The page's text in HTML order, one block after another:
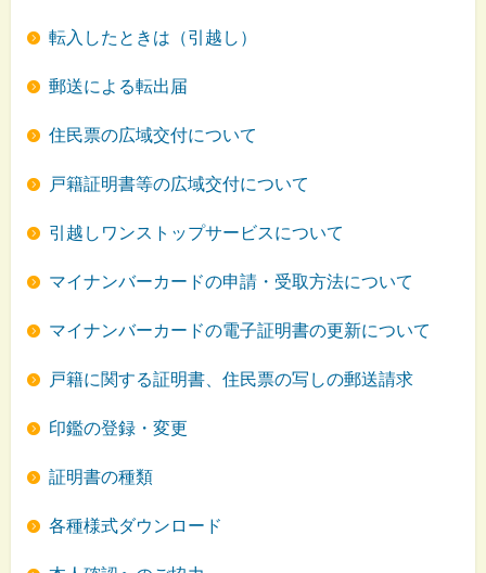
転入したときは（引越し）
郵送による転出届
住民票の広域交付について
戸籍証明書等の広域交付について
引越しワンストップサービスについて
マイナンバーカードの申請・受取方法について
マイナンバーカードの電子証明書の更新について
戸籍に関する証明書、住民票の写しの郵送請求
印鑑の登録・変更
証明書の種類
各種様式ダウンロード